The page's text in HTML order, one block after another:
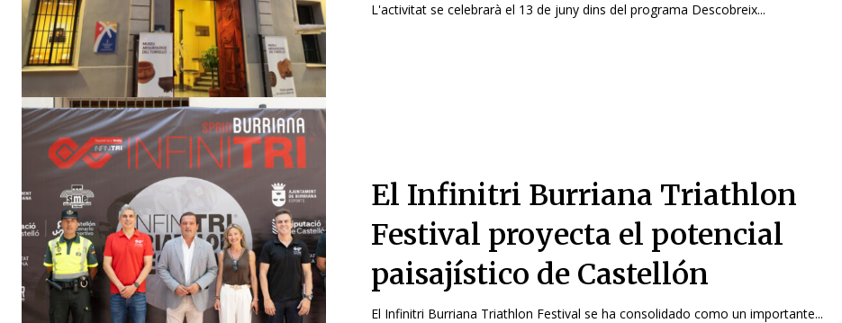
L'activitat se celebrarà el 13 de juny dins del programa Descobreix...
El Infinitri Burriana Triathlon
Festival proyecta el potencial
paisajístico de Castellón
El Infinitri Burriana Triathlon Festival se ha consolidado como un importante...